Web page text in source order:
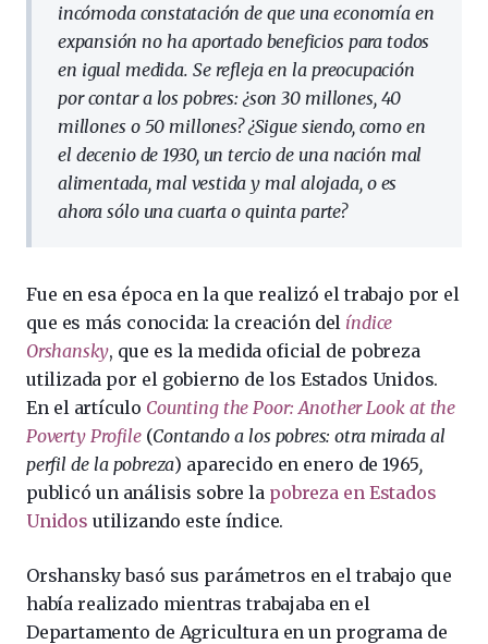
incómoda constatación de que una economía en
expansión no ha aportado beneficios para todos
en igual medida. Se refleja en la preocupación
por contar a los pobres: ¿son 30 millones, 40
millones o 50 millones? ¿Sigue siendo, como en
el decenio de 1930, un tercio de una nación mal
alimentada, mal vestida y mal alojada, o es
ahora sólo una cuarta o quinta parte?
Fue en esa época en la que realizó el trabajo por el
que es más conocida: la creación del índice
Orshansky, que es la medida oficial de pobreza
utilizada por el gobierno de los Estados Unidos.
En el artículo Counting the Poor: Another Look at the
Poverty Profile(Contando a los pobres: otra mirada al
perfil de la pobreza) aparecido en enero de 1965,
publicó un análisis sobre la pobreza en Estados
Unidos utilizando este índice.
Orshansky basó sus parámetros en el trabajo que
había realizado mientras trabajaba en el
Departamento de Agricultura en un programa de